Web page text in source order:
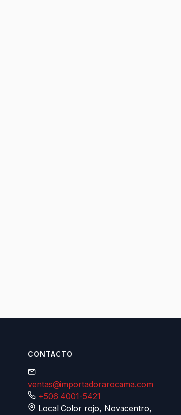
CONTACTO
ventas@importadorarocama.com
+506 4001-5421
Local Color rojo, Novacentro,